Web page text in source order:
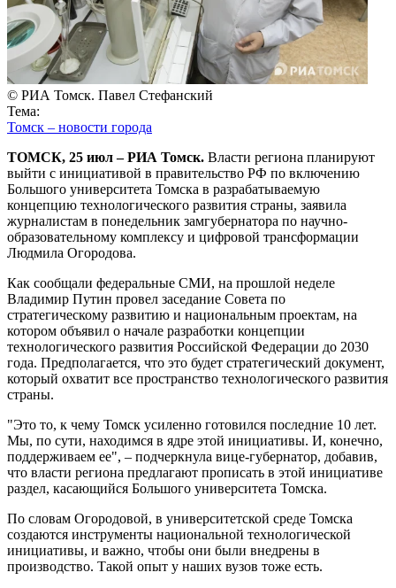
© РИА Томск. Павел Стефанский
Тема:
Томск – новости города
ТОМСК, 25 июл – РИА Томск. Власти региона планируют
выйти с инициативой в правительство РФ по включению
Большого университета Томска в разрабатываемую
концепцию технологического развития страны, заявила
журналистам в понедельник замгубернатора по научно-
образовательному комплексу и цифровой трансформации
Людмила Огородова.
Как сообщали федеральные СМИ, на прошлой неделе
Владимир Путин провел заседание Совета по
стратегическому развитию и национальным проектам, на
котором объявил о начале разработки концепции
технологического развития Российской Федерации до 2030
года. Предполагается, что это будет стратегический документ,
который охватит все пространство технологического развития
страны.
"Это то, к чему Томск усиленно готовился последние 10 лет.
Мы, по сути, находимся в ядре этой инициативы. И, конечно,
поддерживаем ее", – подчеркнула вице-губернатор, добавив,
что власти региона предлагают прописать в этой инициативе
раздел, касающийся Большого университета Томска.
По словам Огородовой, в университетской среде Томска
создаются инструменты национальной технологической
инициативы, и важно, чтобы они были внедрены в
производство. Такой опыт у наших вузов тоже есть.